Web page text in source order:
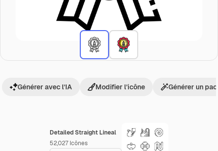
Detailed Straight Lineal
52,027 Icônes
Générer avec l’IA Modifier l’icône Générer un